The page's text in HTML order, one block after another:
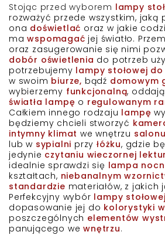
Stojąc przed wyborem lampy
rozważyć przede wszystkim, jaką
ona doświetlać oraz w jakie
ma wspomagać jej światło.
oraz zasugerowanie się nimi
dobór oświetlenia do potrzeb
potrzebujemy lampy stołowej
w swoim biurze, bądź domowym
wybierzemy funkcjonalną,
światła lampę o regulowanym
Całkiem innego rodzaju lampę
będziemy chcieli stworzyć
intymny klimat we wnętrzu salonu
lub w sypialni przy łóżku, gdzie
jedynie czytaniu wieczornej
idealnie sprawdzi się lampa
kształtach, niebanalnym
standardzie materiałów, z jakich
Perfekcyjny wybór lampy stołowej
dopasowanie jej do kolorystyki
poszczególnych elementów
panującego we wnętrzu.